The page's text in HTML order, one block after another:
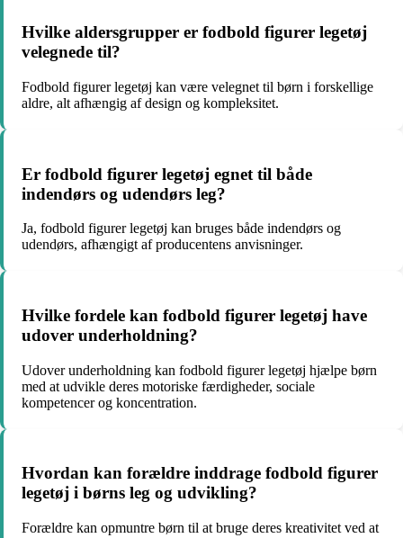
Hvilke aldersgrupper er fodbold figurer legetøj
velegnede til?
Fodbold figurer legetøj kan være velegnet til børn i forskellige
aldre, alt afhængig af design og kompleksitet.
Er fodbold figurer legetøj egnet til både
indendørs og udendørs leg?
Ja, fodbold figurer legetøj kan bruges både indendørs og
udendørs, afhængigt af producentens anvisninger.
Hvilke fordele kan fodbold figurer legetøj have
udover underholdning?
Udover underholdning kan fodbold figurer legetøj hjælpe børn
med at udvikle deres motoriske færdigheder, sociale
kompetencer og koncentration.
Hvordan kan forældre inddrage fodbold figurer
legetøj i børns leg og udvikling?
Forældre kan opmuntre børn til at bruge deres kreativitet ved at